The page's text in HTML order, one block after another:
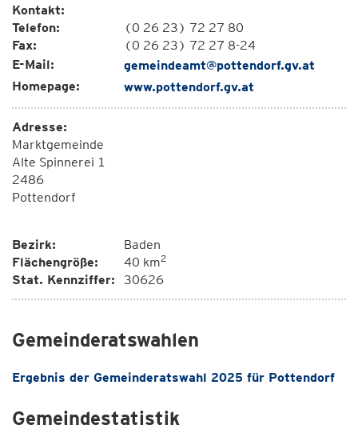
Kontakt:
Telefon:
(0 26 23) 72 27 80
Fax:
(0 26 23) 72 27 8-24
E-Mail:
gemeindeamt@pottendorf.gv.at
Homepage:
www.pottendorf.gv.at
Adresse:
Marktgemeinde
Alte Spinnerei 1
2486
Pottendorf
Bezirk:
Baden
Flächengröße:
40 km2
Stat. Kennziffer: 30626
Gemeinderatswahlen
Ergebnis der Gemeinderatswahl 2025 für Pottendorf
Gemeindestatistik